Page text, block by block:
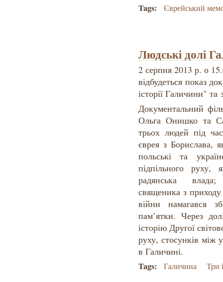
Tags: Єврейський
Людські долі
2 серпня 2013 р. о
відбудеться показ
історії Галичини"
Документальний
Ольга Онишко та
трьох людей під
єврея з Борислава,
польські та
підпільного руху,
радянська
священика з
війни намагався
пам’ятки. Через
історію Другої
руху, стосунків між
в Галичині.
Tags: Галичина Три